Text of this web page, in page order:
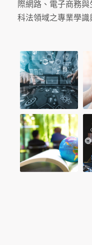
際網路、電子商務
科法領域之專業學識